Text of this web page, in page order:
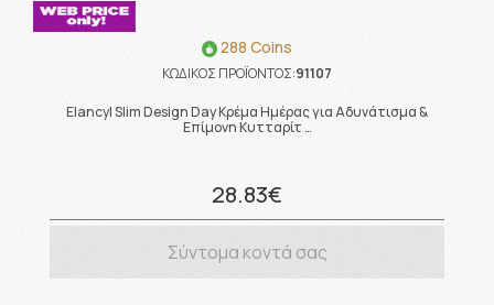
288 Coins
ΚΩΔΙΚΟΣ ΠΡΟΪΟΝΤΟΣ:91107
Elancyl Slim Design Day Κρέμα Ημέρας για Αδυνάτισμα &
Επίμονη Κυτταρίτ …
28.83€
Σύντομα κοντά σας